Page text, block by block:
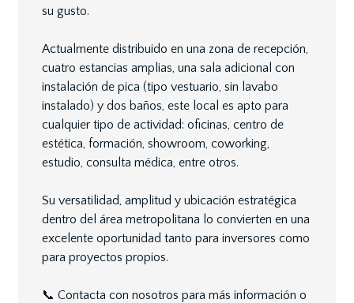
su gusto.
Actualmente distribuido en una zona de recepción,
cuatro estancias amplias, una sala adicional con
instalación de pica (tipo vestuario, sin lavabo
instalado) y dos baños, este local es apto para
cualquier tipo de actividad: oficinas, centro de
estética, formación, showroom, coworking,
estudio, consulta médica, entre otros.
Su versatilidad, amplitud y ubicación estratégica
dentro del área metropolitana lo convierten en una
excelente oportunidad tanto para inversores como
para proyectos propios.
📞 Contacta con nosotros para más información o